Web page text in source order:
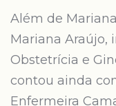
Além de
Mariana Araújo,
Obstetrícia e
contou ainda
Enfermeira